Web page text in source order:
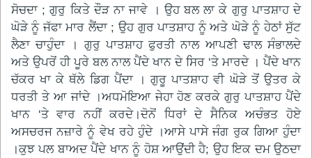
ਸੋਚਦਾ ; ਗੁਰੁ ਕਿਤੇ ਦੌੜ ਨਾ ਜਾਵੇ । ਉਹ ਬਲ ਲਾ ਕੇ ਗੁਰੁ ਪਾਤਸ਼ਾਹ ਦੇ
ਘੋੜੇ ਨੂੰ ਜੱਫਾ ਮਾਰ ਲੈਂਦਾ ; ਉਹ ਗੁਰ ਪਾਤਸ਼ਾਹ ਨੂੰ ਅਤੇ ਘੋੜੇ ਨੂੰ ਹੇਠਾਂ ਸੁੱਟ
ਲੈਣਾ ਚਾਹੁੰਦਾ । ਗੁਰੁ ਪਾਤਸ਼ਾਹ ਫੁਰਤੀ ਨਾਲ ਆਪਣੀ ਢਾਲ ਸੰਭਾਲਦੇ
ਅਤੇ ਉਪਰੋਂ ਹੀ ਪੂਰੇ ਬਲ ਨਾਲ ਪੈਂਦੇ ਖਾਨ ਦੇ ਸਿਰ ‘ਤੇ ਮਾਰਦੇ । ਪੈਂਦੇ ਖਾਨ
ਚੱਕਰ ਖਾ ਕੇ ਥੱਲੇ ਡਿਗ ਪੈਂਦਾ । ਗੁਰੂ ਪਾਤਸ਼ਾਹ ਵੀ ਘੋੜੇ ਤੋਂ ਉਤਰ ਕੇ
ਧਰਤੀ ਤੇ ਆ ਜਾਂਦੇ ।ਅਧਮੋਇਆ ਜੇਹਾ ਹੋਣ ਕਰਕੇ ਗੁਰੁ ਪਾਤਸ਼ਾਹ ਪੈਂਦੇ
ਖਾਨ ‘ਤੇ ਵਾਰ ਨਹੀਂ ਕਰਦੇ।ਦੋਨੋਂ ਧਿਰਾਂ ਦੇ ਸੈਨਿਕ ਅਚੰਭਤ ਹੋਏ
ਅਸਚਰਜ ਨਜ਼ਾਰੇ ਨੂੰ ਵੇਖ ਰਹੇ ਹੁੰਦੇ ।ਆਸੇ ਪਾਸੇ ਜੰਗ ਰੁਕ ਗਿਆ ਹੁੰਦਾ
।ਕੁਝ ਪਲ ਬਾਅਦ ਪੈਂਦੇ ਖਾਨ ਨੂੰ ਹੋਸ਼ ਆਉਂਦੀ ਹੈ; ਉਹ ਇਕ ਦਮ ਉਠਦਾ